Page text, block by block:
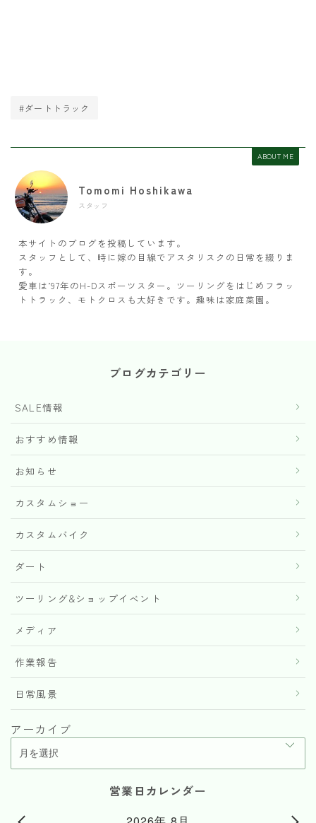
#ダートトラック
ABOUT ME
Tomomi Hoshikawa
スタッフ
本サイトのブログを投稿しています。
スタッフとして、時に嫁の目線でアスタリスクの日常を綴りま
す。
愛車は’97年のH-Dスポーツスター。ツーリングをはじめフラッ
トトラック、モトクロスも大好きです。趣味は家庭菜園。
ブログカテゴリー
SALE情報
おすすめ情報
お知らせ
カスタムショー
カスタムバイク
ダート
ツーリング&ショップイベント
メディア
作業報告
日常風景
アーカイブ
営業日カレンダー